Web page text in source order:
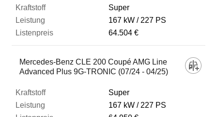
Super
167 kW
227 PS
64.504 €
Mercedes-Benz CLE 200 Coupé AMG Line
Advanced Plus 9G-TRONIC (07/24 - 04/25)
Super
167 kW
227 PS